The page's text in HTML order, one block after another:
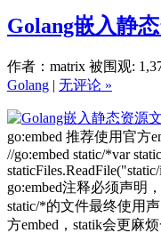
Golang嵌入静
作者：matrix 被围观:
Golang | 无评论 »
go:embed 推荐使用官方
//go:embed static/*var
go:embed注释必须声明
static/*的文件最终使用
方embed，statik会更麻